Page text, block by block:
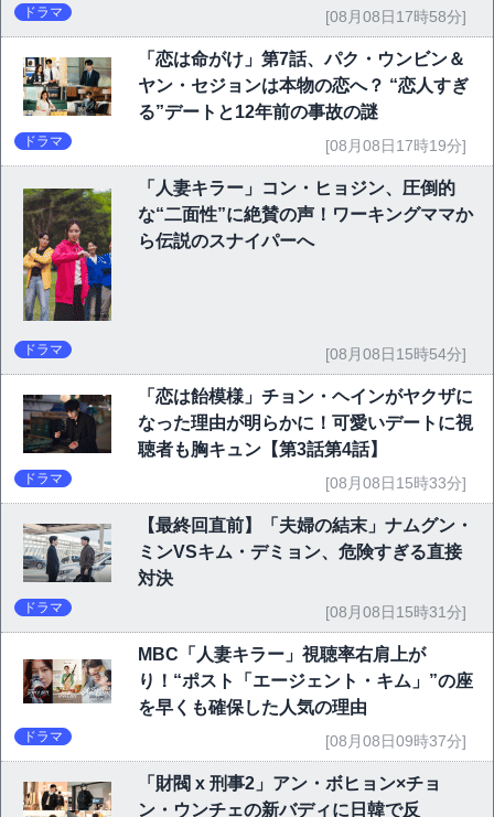
ドラマ [08月08日17時58分]
「恋は命がけ」第7話、パク・ウンビン＆
ヤン・セジョンは本物の恋へ？ “恋人すぎ
る”デートと12年前の事故の謎
ドラマ [08月08日17時19分]
「人妻キラー」コン・ヒョジン、圧倒的
な“二面性”に絶賛の声！ワーキングママか
ら伝説のスナイパーへ
ドラマ [08月08日15時54分]
「恋は飴模様」チョン・ヘインがヤクザに
なった理由が明らかに！可愛いデートに視
聴者も胸キュン【第3話第4話】
ドラマ [08月08日15時33分]
【最終回直前】「夫婦の結末」ナムグン・
ミンVSキム・デミョン、危険すぎる直接
対決
ドラマ [08月08日15時31分]
MBC「人妻キラー」視聴率右肩上が
り！“ポスト「エージェント・キム」”の座
を早くも確保した人気の理由
ドラマ [08月08日09時37分]
「財閥 x 刑事2」アン・ボヒョン×チョ
ン・ウンチェの新バディに日韓で反